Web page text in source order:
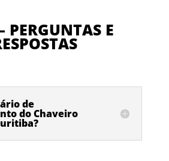
PERGUNTAS E
de
do Chaveiro